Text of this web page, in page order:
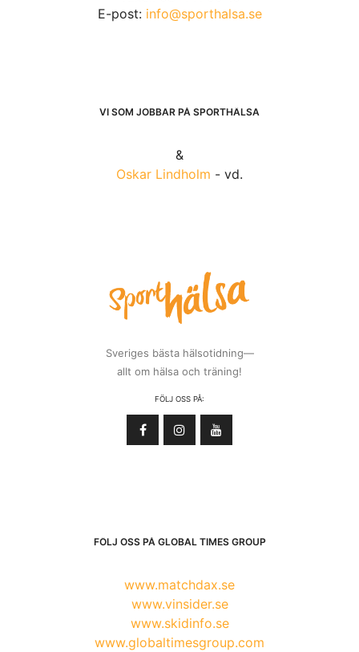
E-post: info@sporthalsa.se
VI SOM JOBBAR PÅ SPORTHÄLSA
&
Oskar Lindholm - vd.
Sveriges bästa hälsotidning—
allt om hälsa och träning!
FÖLJ OSS PÅ:
FÖLJ OSS PÅ GLOBAL TIMES GROUP
www.matchdax.se
www.vinsider.se
www.skidinfo.se
www.globaltimesgroup.com